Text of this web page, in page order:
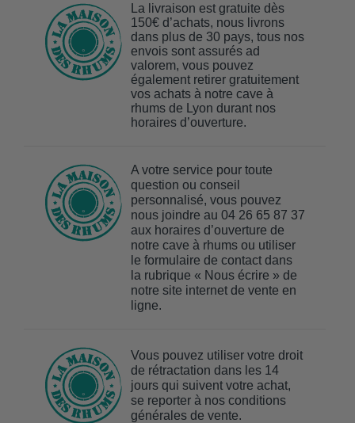
La livraison est gratuite dès
150€ d’achats, nous livrons
dans plus de 30 pays, tous nos
envois sont assurés ad
valorem, vous pouvez
également retirer gratuitement
vos achats à notre cave à
rhums de Lyon durant nos
horaires d’ouverture.
A votre service pour toute
question ou conseil
personnalisé, vous pouvez
nous joindre au 04 26 65 87 37
aux horaires d’ouverture de
notre cave à rhums ou utiliser
le formulaire de contact dans
la rubrique « Nous écrire » de
notre site internet de vente en
ligne.
Vous pouvez utiliser votre droit
de rétractation dans les 14
jours qui suivent votre achat,
se reporter à nos conditions
générales de vente.